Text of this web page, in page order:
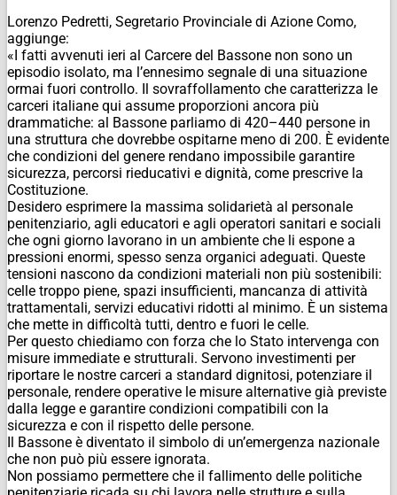
Lorenzo Pedretti, Segretario Provinciale di Azione Como,
aggiunge:
«I fatti avvenuti ieri al Carcere del Bassone non sono un
episodio isolato, ma l’ennesimo segnale di una situazione
ormai fuori controllo. Il sovraffollamento che caratterizza le
carceri italiane qui assume proporzioni ancora più
drammatiche: al Bassone parliamo di 420–440 persone in
una struttura che dovrebbe ospitarne meno di 200. È evidente
che condizioni del genere rendano impossibile garantire
sicurezza, percorsi rieducativi e dignità, come prescrive la
Costituzione.
Desidero esprimere la massima solidarietà al personale
penitenziario, agli educatori e agli operatori sanitari e sociali
che ogni giorno lavorano in un ambiente che li espone a
pressioni enormi, spesso senza organici adeguati. Queste
tensioni nascono da condizioni materiali non più sostenibili:
celle troppo piene, spazi insufficienti, mancanza di attività
trattamentali, servizi educativi ridotti al minimo. È un sistema
che mette in difficoltà tutti, dentro e fuori le celle.
Per questo chiediamo con forza che lo Stato intervenga con
misure immediate e strutturali. Servono investimenti per
riportare le nostre carceri a standard dignitosi, potenziare il
personale, rendere operative le misure alternative già previste
dalla legge e garantire condizioni compatibili con la
sicurezza e con il rispetto delle persone.
Il Bassone è diventato il simbolo di un’emergenza nazionale
che non può più essere ignorata.
Non possiamo permettere che il fallimento delle politiche